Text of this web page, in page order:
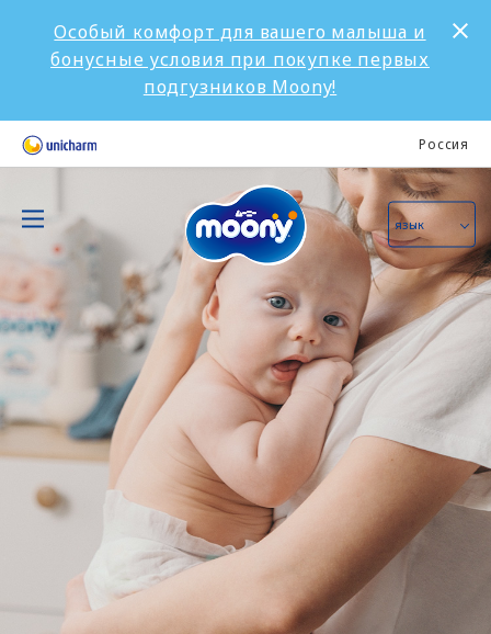
Особый комфорт для вашего малыша и
бонусные условия при покупке первых
подгузников Moony!
Россия
язык